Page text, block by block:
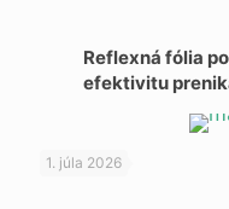
Reflexná fólia
efektivitu
1. júla 2026